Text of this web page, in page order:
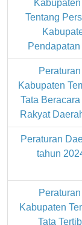
Tentang
Kabupaten
Tata
Rakyat
Peraturan
tahun
Kabupaten
Tata